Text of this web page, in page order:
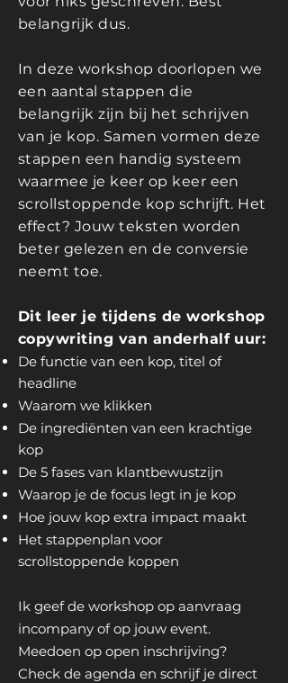
belangrijk dus.
In deze workshop doorlopen we
een aantal stappen die
belangrijk zijn bij het schrijven
van je kop. Samen vormen deze
stappen een handig systeem
waarmee je keer op keer een
scrollstoppende kop schrijft. Het
effect? Jouw teksten worden
beter gelezen en de conversie
neemt toe.
Dit leer je tijdens de workshop
copywriting van anderhalf uur:
De functie van een kop, titel of
headline
Waarom we klikken
De ingrediënten van een krachtige
kop
De 5 fases van klantbewustzijn
Waarop je de focus legt in je kop
Hoe jouw kop extra impact maakt
Het stappenplan voor
scrollstoppende koppen
Ik geef de workshop op aanvraag
incompany of op jouw event.
Meedoen op open inschrijving?
Check de agenda en schrijf je direct